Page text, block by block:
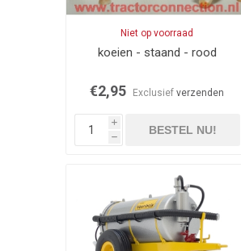
Niet op voorraad
koeien - staand - rood
€2,95 Exclusiefverzenden
i
h
BESTEL NU!